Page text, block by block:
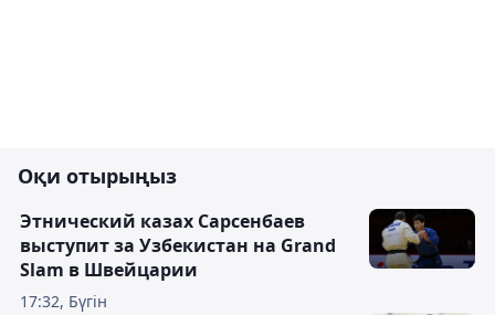
Оқи отырыңыз
17:32, Бүгін
Этнический казах Сарсенбаев
выступит за Узбекистан на Grand
Slam в Швейцарии